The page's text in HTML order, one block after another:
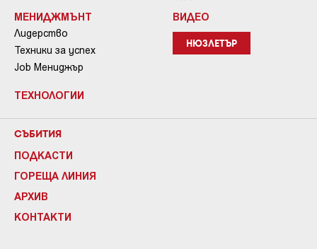
МЕНИДЖМЪНТ
Лидерство
Техники за успех
Job Мениджър
ТЕХНОЛОГИИ
ВИДЕО
НЮЗЛЕТЪР
СЪБИТИЯ
ПОДКАСТИ
ГОРЕЩА ЛИНИЯ
АРХИВ
КОНТАКТИ